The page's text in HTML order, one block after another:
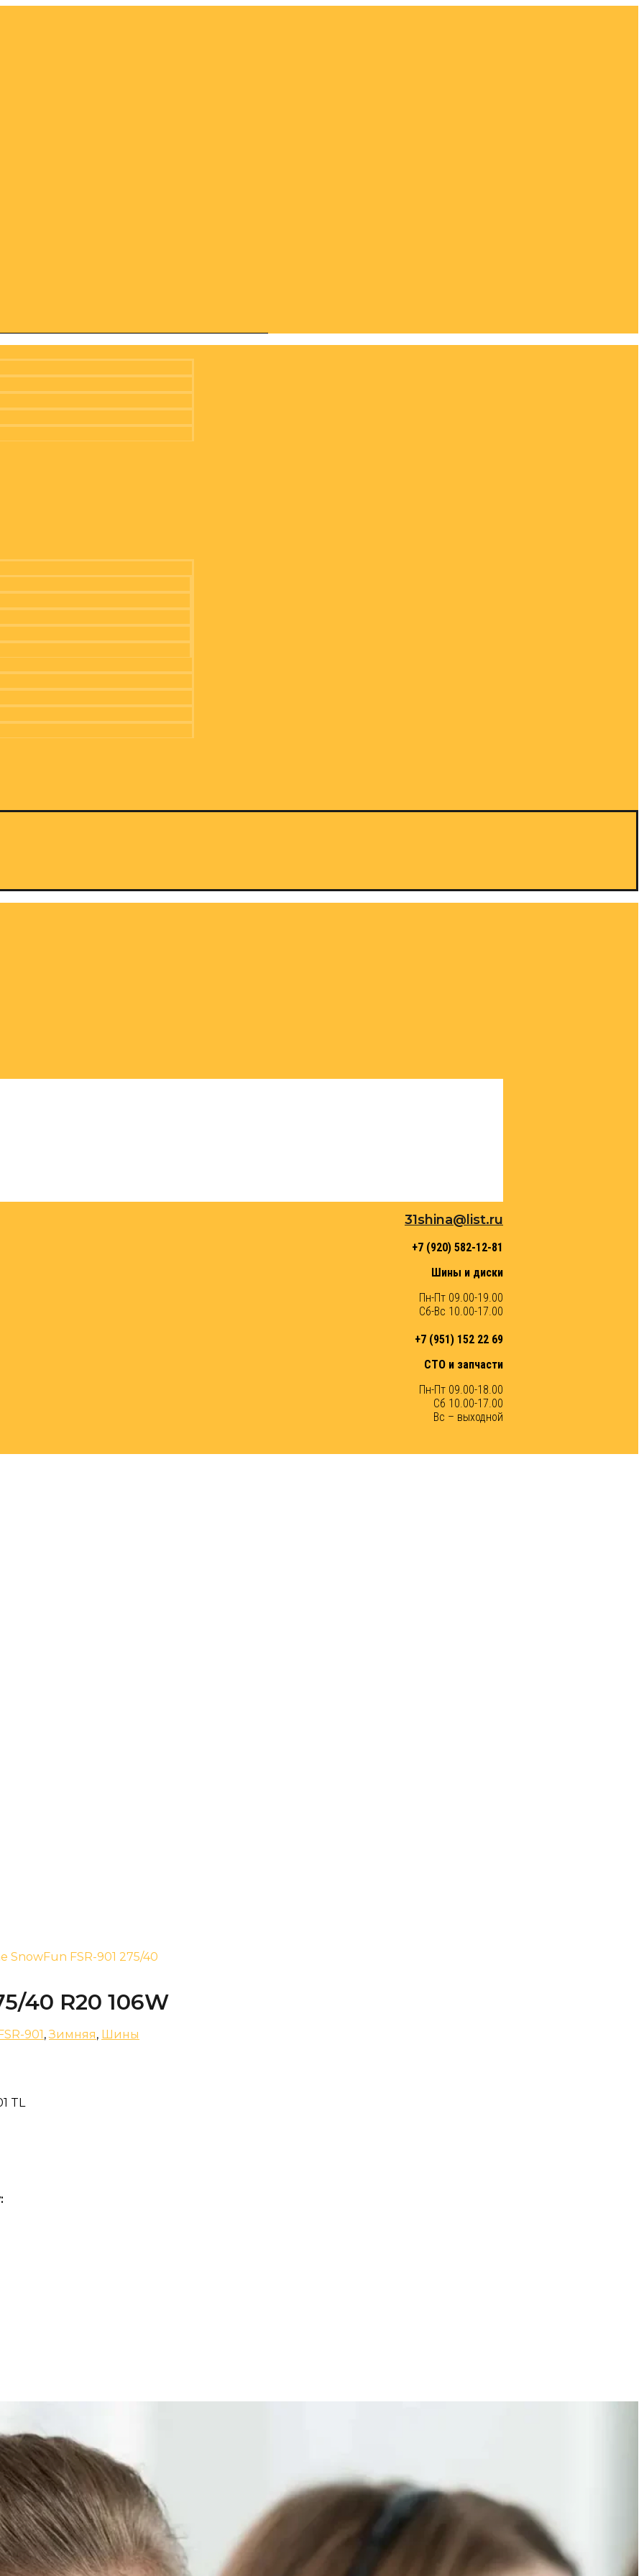
31shina@list.ru
+7 (920) 582-12-81
Шины и диски
Пн-Пт 09.00-19.00
Сб-Вс 10.00-17.00
+7 (951) 152 22 69
СТО и запчасти
Пн-Пт 09.00-18.00
Сб 10.00-17.00
Вс – выходной
SnowFun FSR-901 275/40
40 R20 106W
901,Зимняя, Шины
TL